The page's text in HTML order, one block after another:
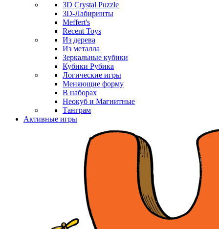
3D Crystal Puzzle
3D-Лабиринты
Meffert's
Recent Toys
Из дерева
Из металла
Зеркальные кубики
Кубики Рубика
Логические игры
Меняющие форму
В наборах
Неокуб и Магнитные
Танграм
Активные игры